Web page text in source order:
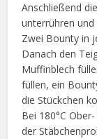
Anschließend
unterrühren
Zwei Bounty in
Danach den
Muffinblech
füllen, ein
die Stückchen
Bei 180°C
der